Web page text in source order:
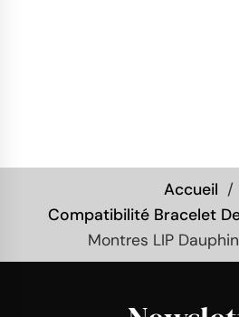
Accueil
Compatibilité Bracelet
Montres LIP